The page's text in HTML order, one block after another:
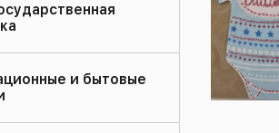
и бытовые